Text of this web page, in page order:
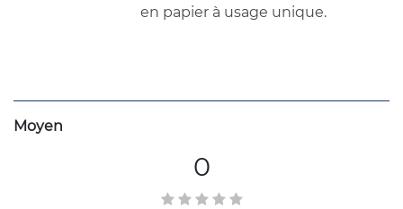
en papier à usage unique.
Moyen
0